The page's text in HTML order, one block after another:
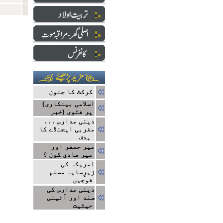
کرکٹ کا جنون
(اسلامی بینکاری
پر فتویٰ (خبر
دینی مدارس . . .
مغربی ایجنڈے کا
میر جعفر اور
میر صادق کون ؟
امریکہ کی
زیرِسایہ مسلم
فوجیں
دینی مدارس کی
سند اور آئینی
حیثیت